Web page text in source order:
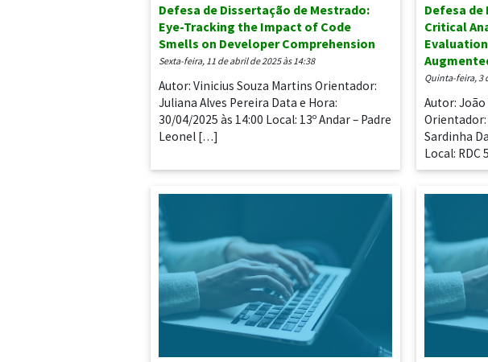
Defesa de Dissertação de Mestrado:
Eye-Tracking the Impact of Code
Smells on Developer Comprehension
sexta-feira, 11 de abril de 2025 às 14:38
Autor: Vinicius Souza Martins Orientador:
Juliana Alves Pereira Data e Hora:
30/04/2025 às 14:00 Local: 13º Andar – Padre
Leonel […]
Defesa de
Critical
quinta-feira, 3
Autor:
Sardinha
Local: RDC